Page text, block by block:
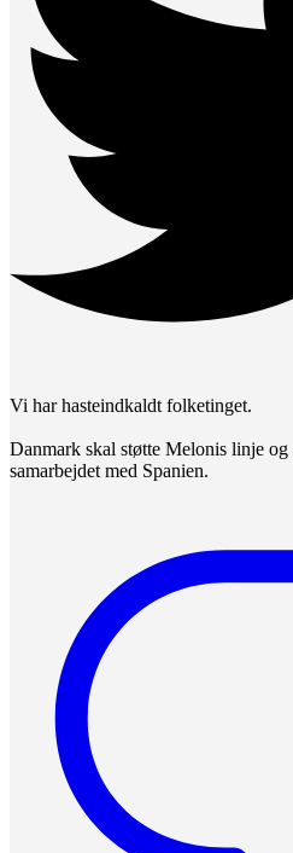
Vi har hasteindkaldt folketinget.
Danmark skal støtte Melonis linje og
samarbejdet med Spanien.